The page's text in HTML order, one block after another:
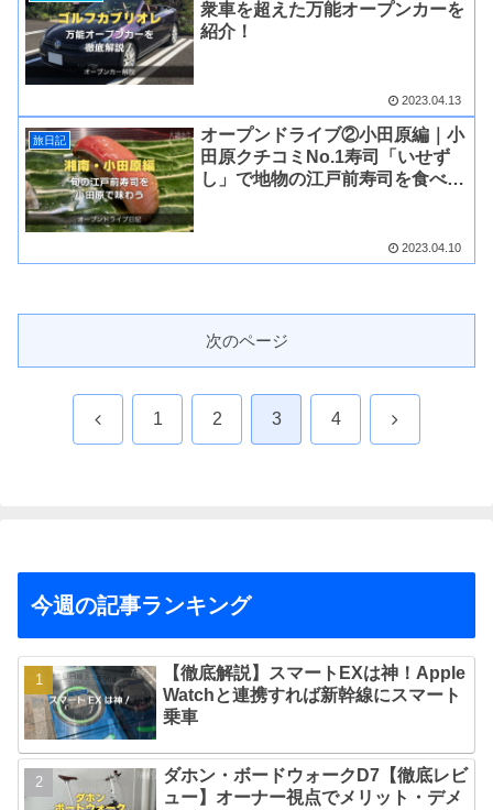
衆車を超えた万能オープンカーを
紹介！
2023.04.13
旅日記
オープンドライブ②小田原編｜小
田原クチコミNo.1寿司「いせず
し」で地物の江戸前寿司を食べて
2023.04.10
次のページ
前 1 2 3 4 次
今週の記事ランキング
【徹底解説】スマートEXは神！Apple
Watchと連携すれば新幹線にスマート
乗車
ダホン・ボードウォークD7【徹底レビ
ュー】オーナー視点でメリット・デメ